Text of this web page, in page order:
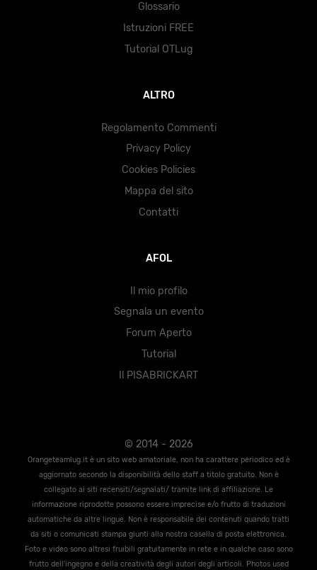
Glossario
Istruzioni FREE
Tutorial OTLug
ALTRO
Regolamento Commenti
Privacy Policy
Cookies Policies
Mappa del sito
Contatti
AFOL
Il mio profilo
Segnala un evento
Forum Aperto
Tutorial
Il PISABRICKART
© 2014 - 2026
Orangeteamlug.it è un sito web amatoriale, non ha carattere periodico ed è
aggiornato secondo la disponibilità dello staff a titolo gratuito. Non è
collegato ai siti recensiti/segnalati/ tramite link di affiliazione. Le
informazione riprodotte possono essere imprecise e/o frutto di traduzioni
automatiche da altre lingue. Non è responsabile dei contenuti quando tratti
da siti o comunicati stampa giunti alla nostra casella di posta elettronica.
Foto e video sono altresi fruibili gratuitamente in rete e in qualche caso sono
frutto dell'ingegno e della creatività degli autori degli articoli. Photos used